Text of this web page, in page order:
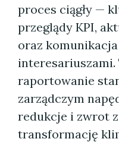
proces ciągły —
przeglądy KPI,
oraz
interesariuszami.
raportowanie
zarządczym
redukcje i zwrot
transformację